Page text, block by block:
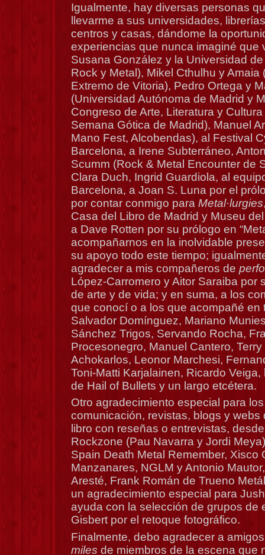
Igualmente, hay diversas personas
llevarme a sus universidades,
centros y casas, dándome la
experiencias que nunca imaginé que
Susana González y la Universidad
Rock y Metal), Mikel Cthulhu y Amaia
Extremo de Vitoria), Pedro Ortega y
(Universidad Autónoma de Madrid y
Congreso de Arte, Literatura y
Semana Gótica de Madrid), Manuel
Mano Fest, Alcobendas), al Festival
Barcelona, a Irene Subterráneo,
Scumm (Rock & Metal Encounter de
Clara Duch, Ingrid Guardiola, al
Barcelona, a Joan S. Luna por el
por contar conmigo para Metal·lurgies
Casa del Libro de Madrid y Museu
a Dave Rotten por su prólogo en
acompañarnos en la inolvidable
su apoyo todo este tiempo;
agradecer a mis compañeros de
López-Carromero y Aitor Saraiba por
de arte y de vida; y en suma, a los
que conocí o a los que acompañé en
Salvador Domínguez, Mariano
Sánchez Trigos, Servando Rocha,
Procesonegro, Manuel Cantero,
Achokarlos, Leonor Marchesi,
Toni-Matti Karjalainen, Ricardo
de Hail of Bullets y un largo etcétera.
Otro agradecimiento especial para
comunicación, revistas, blogs y
libro con reseñas o entrevistas,
Rockzone (Pau Navarra y Jordi
Spain Death Metal Remember, Xisco
Manzanares, NGLM y Antonio
Aresté, Frank Román de Trueno
un agradecimiento especial para
ayuda con la selección de grupos de
Gisbert por el retoque fotográfico.
Finalmente, debo agradecer a
miles de miembros de la escena que